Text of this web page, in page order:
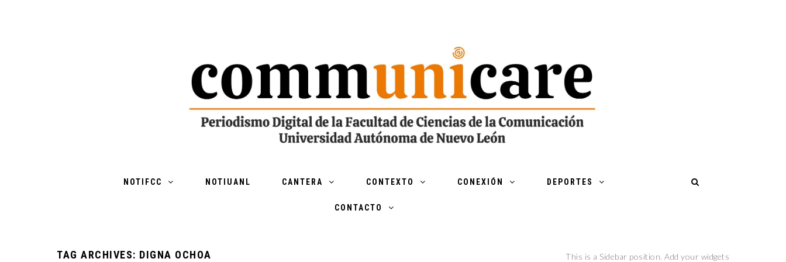
NOTIFCC NOTIUANL CANTERA CONTEXTO CONEXIÓN DEPORTES
CONTACTO
TAG ARCHIVES: DIGNA OCHOA This is a Sidebar position. Add your widgets